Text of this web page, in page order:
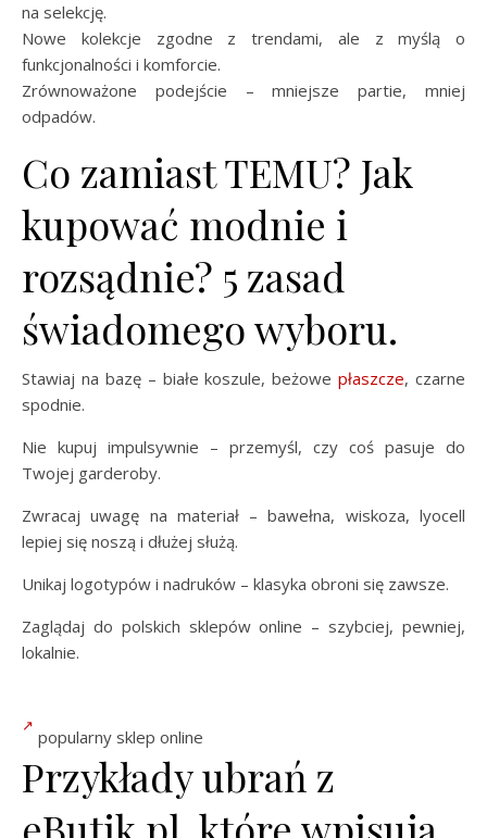
na selekcję.
Nowe kolekcje zgodne z trendami, ale z myślą o
funkcjonalności i komforcie.
Zrównoważone podejście – mniejsze partie, mniej
odpadów.
Co zamiast TEMU? Jak
kupować modnie i
rozsądnie? 5 zasad
świadomego wyboru.
Stawiaj na bazę – białe koszule, beżowepłaszcze, czarne
spodnie.
Nie kupuj impulsywnie – przemyśl, czy coś pasuje do
Twojej garderoby.
Zwracaj uwagę na materiał – bawełna, wiskoza, lyocell
lepiej się noszą i dłużej służą.
Unikaj logotypów i nadruków – klasyka obroni się zawsze.
Zaglądaj do polskich sklepów online – szybciej, pewniej,
lokalnie.
popularny sklep online
Przykłady ubrań z